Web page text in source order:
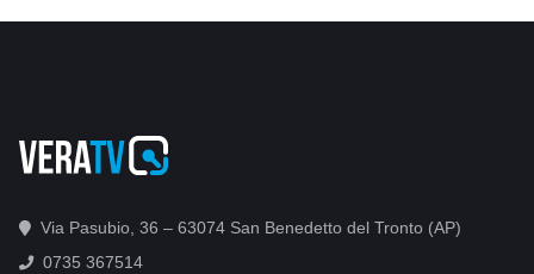
Via Pasubio, 36 – 63074 San Benedetto del Tronto (AP)
0735 367514